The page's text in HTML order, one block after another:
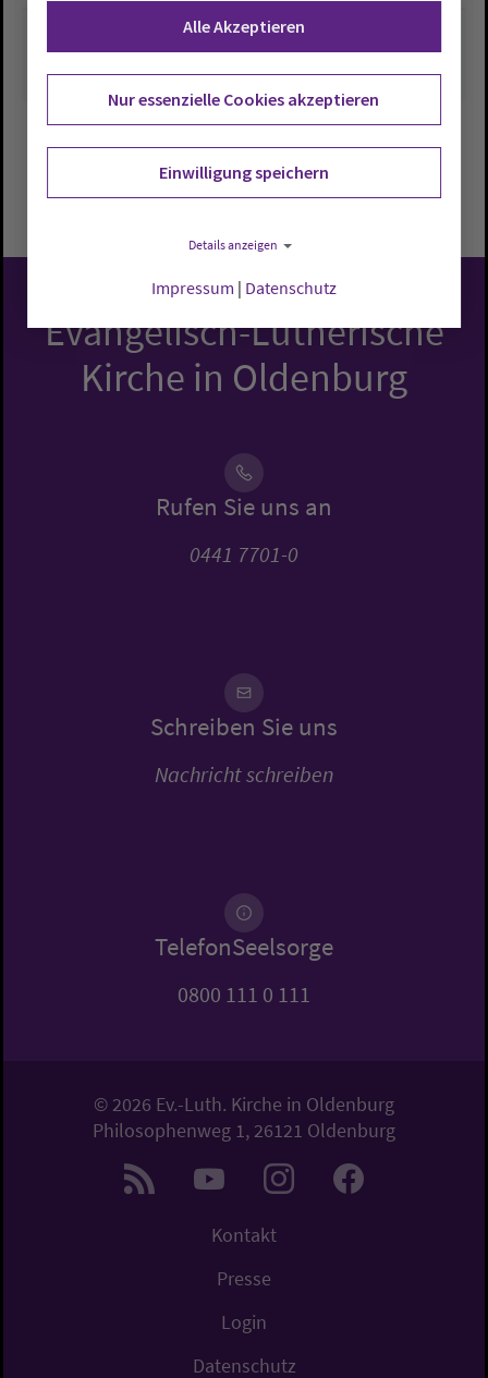
Zurück zu Übersicht
Evangelisch-Lutherische
Kirche in Oldenburg
Rufen Sie uns an
0441 7701-0
Schreiben Sie uns
Nachricht schreiben
TelefonSeelsorge
0800 111 0 111
© 2026 Ev.-Luth. Kirche in Oldenburg
Philosophenweg 1, 26121 Oldenburg
Kontakt
Presse
Login
Datenschutz
Alle Akzeptieren
Nur essenzielle Cookies akzeptieren
Einwilligung speichern
Details anzeigen
Impressum | Datenschutz